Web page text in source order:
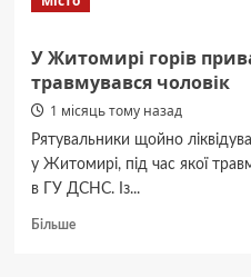
У Житомирі горів
травмувався чоловік
1 місяць тому назад
Рятувальники щойно
у Житомирі, під час якої
в ГУ ДСНС. Із...
БільшеДокладніше